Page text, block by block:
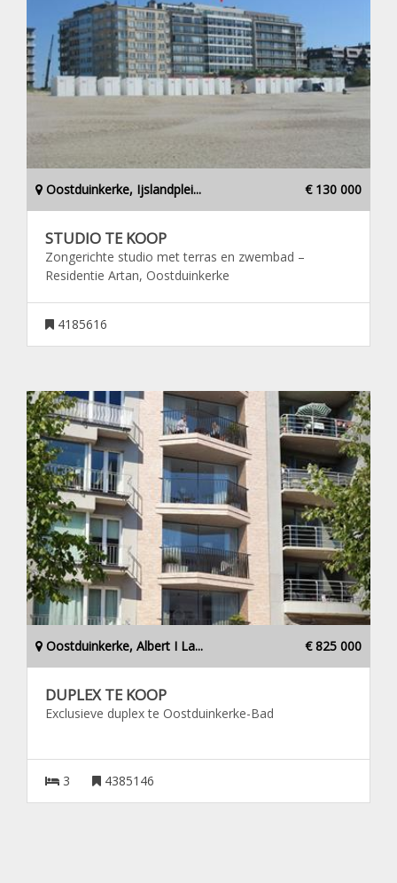
Oostduinkerke, Ijslandplei... € 130 000
STUDIO TE KOOP
Zongerichte studio met terras en zwembad –
Residentie Artan, Oostduinkerke
4185616
Oostduinkerke, Albert I La... € 825 000
DUPLEX TE KOOP
Exclusieve duplex te Oostduinkerke-Bad
3 4385146